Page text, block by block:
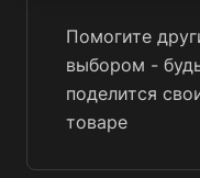
Помогите
выбором -
поделится
товаре